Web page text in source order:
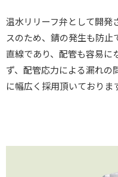
温水リリーフ弁として開発
スのため、錆の発生も防止
直線であり、配管も容易に
ず、配管応力による漏れの
に幅広く採用頂いておりま